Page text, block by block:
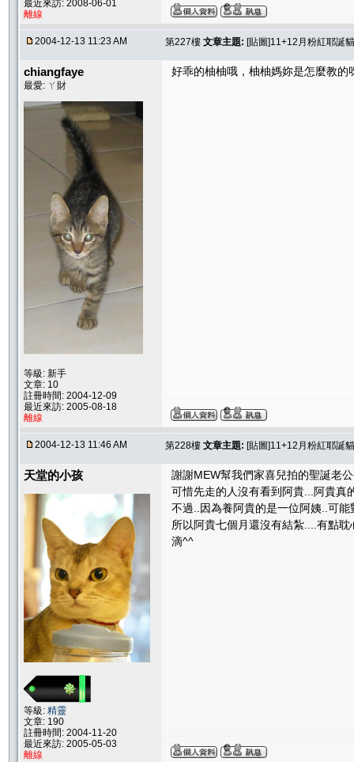
最近來訪: 2008-06-01
離線
2004-12-13 11:23 AM 第227樓 文章主題: [貼圖]11+12月粉紅耶誕
chiangfaye
最愛: ㄚ財
等級: 新手
文章: 10
註冊時間: 2004-12-09
最近來訪: 2005-08-18
離線
好乖的柚柚哦，柚柚媽妳是怎麼教
2004-12-13 11:46 AM 第228樓 文章主題: [貼圖]11+12月粉紅耶誕
天堂的小孩
等級: 精靈
文章: 190
註冊時間: 2004-11-20
最近來訪: 2005-05-03
離線
謝謝MEW幫我們家喜兒拍的聖誕老
可惜先走的人沒有看到阿貴...阿貴真
不過..因為養阿貴的是一位阿姨..可
所以阿貴七個月還沒有結紮....有點
滴^^